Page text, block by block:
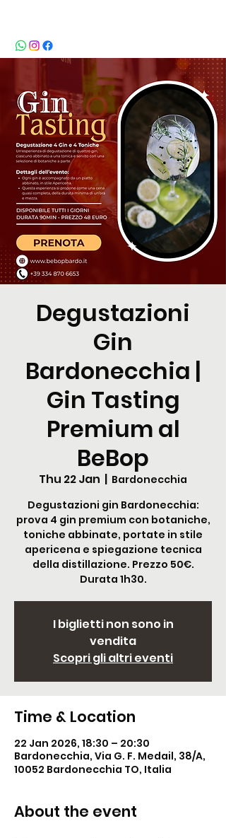
Degustazioni
Gin
Bardonecchia |
Gin Tasting
Premium al
BeBop
Thu 22 Jan
  |
Bardonecchia
Degustazioni gin Bardonecchia:
prova 4 gin premium con botaniche,
toniche abbinate, portate in stile
apericena e spiegazione tecnica
della distillazione. Prezzo 50€.
Durata 1h30.
I biglietti non sono in
vendita
Scopri gli altri eventi
Time & Location
22 Jan 2026, 18:30 – 20:30
Bardonecchia, Via G. F. Medail, 38/A,
10052 Bardonecchia TO, Italia
About the event